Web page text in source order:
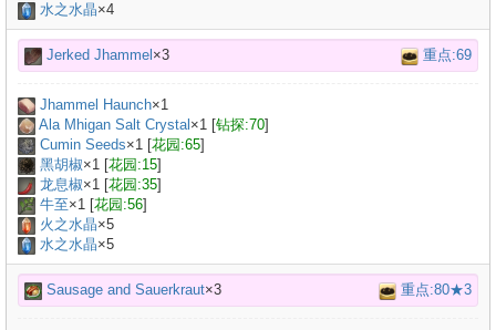
水之水晶×4
Jerked Jhammel ×3 重点:69
Jhammel Haunch×1
Ala Mhigan Salt Crystal ×1 [钻探:70]
Cumin Seeds×1 [花园:65]
黑胡椒×1 [花园:15]
龙息椒×1 [花园:35]
牛至×1 [花园:56]
火之水晶×5
水之水晶×5
Sausage and Sauerkraut×3 重点:80★3